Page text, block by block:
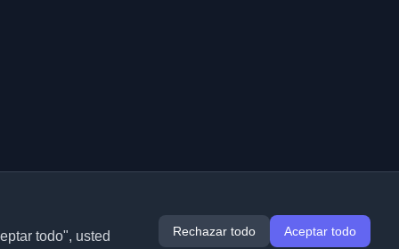
todo", usted
Rechazar todo Aceptar todo